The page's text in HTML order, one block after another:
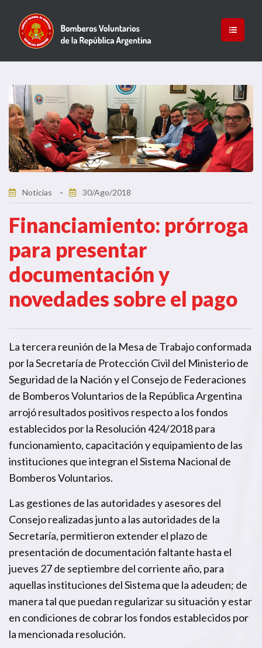
Noticias 30/Ago/2018
Financiamiento: prórroga
para presentar
documentación y
novedades sobre el pago
La tercera reunión de la Mesa de Trabajo conformada
por la Secretaría de Protección Civil del Ministerio de
Seguridad de la Nación y el Consejo de Federaciones
de Bomberos Voluntarios de la República Argentina
arrojó resultados positivos respecto a los fondos
establecidos por la Resolución 424/2018 para
funcionamiento, capacitación y equipamiento de las
instituciones que integran el Sistema Nacional de
Bomberos Voluntarios.
Las gestiones de las autoridades y asesores del
Consejo realizadas junto a las autoridades de la
Secretaría, permitieron extender el plazo de
presentación de documentación faltante hasta el
jueves 27 de septiembre del corriente año, para
aquellas instituciones del Sistema que la adeuden; de
manera tal que puedan regularizar su situación y estar
en condiciones de cobrar los fondos establecidos por
la mencionada resolución.